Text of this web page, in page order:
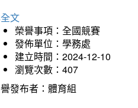
文
榮譽事項：全國競賽
發佈單位：學務處
建立時間：2024-12-10
瀏覽次數：407
發布者：體育組